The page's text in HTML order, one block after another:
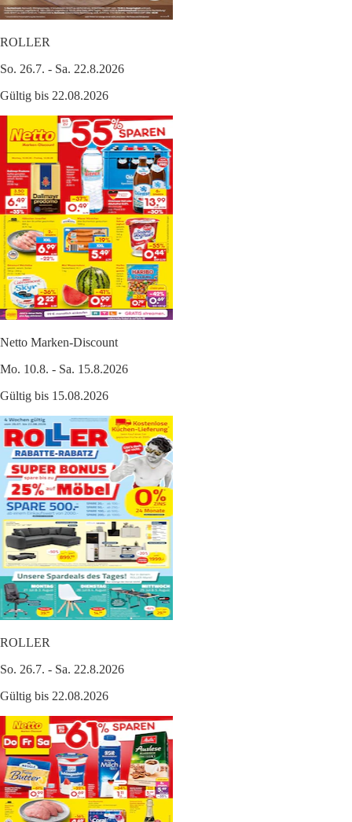
ROLLER
So. 26.7. - Sa. 22.8.2026
Gültig bis 22.08.2026
Netto Marken-Discount
Mo. 10.8. - Sa. 15.8.2026
Gültig bis 15.08.2026
ROLLER
So. 26.7. - Sa. 22.8.2026
Gültig bis 22.08.2026